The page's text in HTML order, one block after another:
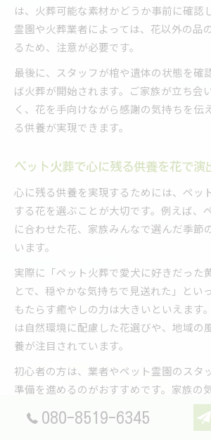
は、火葬可能な素材かどうか事前に確認
霊園や火葬業者によっては、花以外の品
るため、注意が必要です。
最後に、スタッフが棺や遺体の状態を確
ば火葬が開始されます。ご家族が立ち会
く、花を手向けながら感謝の気持ちを伝
る供養が実現できます。
ペット火葬で心に残る供養を花で演
心に残る供養を実現するためには、ペッ
する花を選ぶことが大切です。例えば、
に合わせた花、家族みんなで選んだ季節
います。
実際に「ペット火葬で愛犬に好きだった
とで、穏やかな気持ちで見送れた」とい
もたらす癒やしの力は大きいといえます
は自然環境に配慮した花選びや、地域の
養が注目されています。
初心者の方は、業者やペット霊園のスタ
準備を進めるのがおすすめです。家族の
花選びを通じて、ペットとの最期の時間
ょう。080-8519-6345